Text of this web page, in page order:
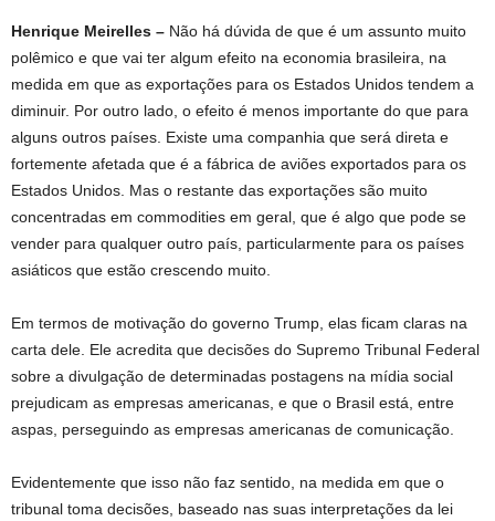
Henrique Meirelles – Não há dúvida de que é um assunto muito
polêmico e que vai ter algum efeito na economia brasileira, na
medida em que as exportações para os Estados Unidos tendem a
diminuir. Por outro lado, o efeito é menos importante do que para
alguns outros países. Existe uma companhia que será direta e
fortemente afetada que é a fábrica de aviões exportados para os
Estados Unidos. Mas o restante das exportações são muito
concentradas em commodities em geral, que é algo que pode se
vender para qualquer outro país, particularmente para os países
asiáticos que estão crescendo muito.
Em termos de motivação do governo Trump, elas ficam claras na
carta dele. Ele acredita que decisões do Supremo Tribunal Federal
sobre a divulgação de determinadas postagens na mídia social
prejudicam as empresas americanas, e que o Brasil está, entre
aspas, perseguindo as empresas americanas de comunicação.
Evidentemente que isso não faz sentido, na medida em que o
tribunal toma decisões, baseado nas suas interpretações da lei